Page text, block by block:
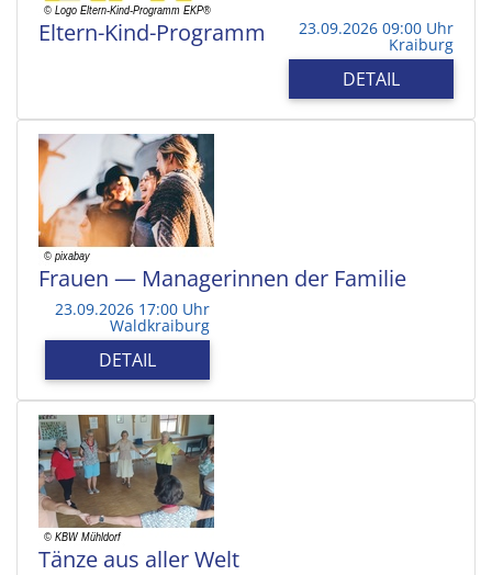
Eltern-Kind-Programm 23.09.2026 09:00 Uhr
Kraiburg
DETAIL
Frauen — Managerinnen der Familie
23.09.2026 17:00 Uhr
Waldkraiburg
DETAIL
Tänze aus aller Welt